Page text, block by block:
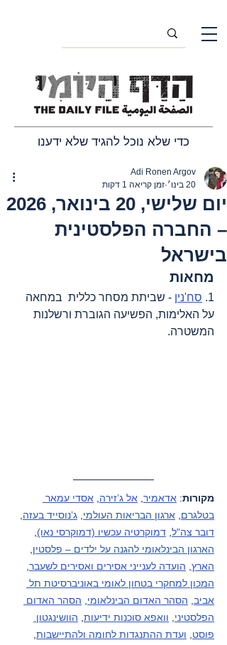
כדי שלא נוכל להגיד שלא ידענו
יום שלישי, 20 בינואר, 2026
– החברה הפלסטינית
בישראל
Adi Ronen Argov
20 בינו׳
זמן קריאה 1 דקות
מחאות
1. סח'נין - שביתת מסחר כללית  במחאה
על האלימות, הפשיעה הגוברת ורשלנות
המשטרה.
מקורות: אדאמיר, אל ג’זירה, אסדי עמאר
בטלגרם, ארגון הבריאות העולמי, ג’נוסייד בעזה,
דובר צה"ל, דמוקרטיה עכשיו (דמוקרסי נאו),
הארגון הבינלאומי להגנה על ילדים – פלסטין,
הארץ, הועדה לענייני אסירים ואסירים לשעבר,
המכון למחקרי בטחון לאומי באוניברסיטת תל
אביב, הסהר האדום הבינלאומי, הסהר האדום
הפלסטיני, וואפא סוכנות ידיעות, הוושינגטון
פוסט, ועדת ההתנגדות לחומה ולהתיישבות,